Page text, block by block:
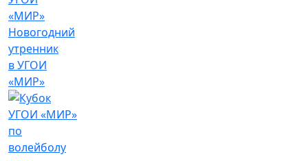
Новогодний
утренник
в УГОИ
«МИР»